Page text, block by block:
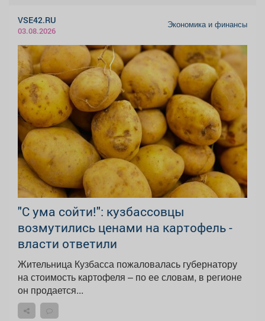
VSE42.RU
03.08.2026
Экономика и финансы
"С ума сойти!": кузбассовцы
возмутились ценами на картофель -
власти ответили
Жительница Кузбасса пожаловалась губернатору
на стоимость картофеля – по ее словам, в регионе
он продается...